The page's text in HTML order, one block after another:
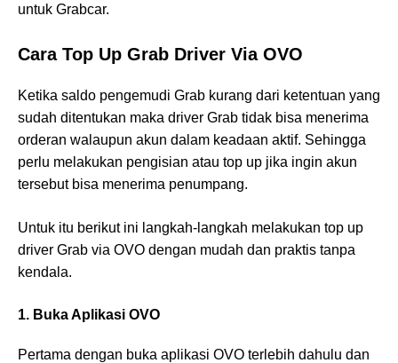
untuk Grabcar.
Cara Top Up Grab Driver Via OVO
Ketika saldo pengemudi Grab kurang dari ketentuan yang
sudah ditentukan maka driver Grab tidak bisa menerima
orderan walaupun akun dalam keadaan aktif. Sehingga
perlu melakukan pengisian atau top up jika ingin akun
tersebut bisa menerima penumpang.
Untuk itu berikut ini langkah-langkah melakukan top up
driver Grab via OVO dengan mudah dan praktis tanpa
kendala.
1. Buka Aplikasi OVO
Pertama dengan buka aplikasi OVO terlebih dahulu dan